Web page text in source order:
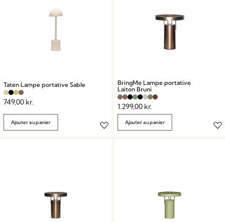
Taten Lampe portative Sable
749,00 kr.
Ajouter au panier
BringMe Lampe portative
Laiton Bruni
1.299,00 kr.
Ajouter au panier